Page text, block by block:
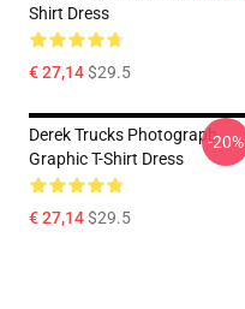
Shirt Dress
€ 27,14$29.5
Derek Trucks Photograph
Graphic T-Shirt Dress
€ 27,14$29.5
-20%